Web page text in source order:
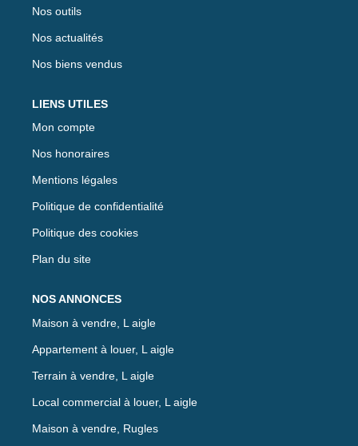
Nos outils
Nos actualités
Nos biens vendus
LIENS UTILES
Mon compte
Nos honoraires
Mentions légales
Politique de confidentialité
Politique des cookies
Plan du site
NOS ANNONCES
Maison à vendre, L aigle
Appartement à louer, L aigle
Terrain à vendre, L aigle
Local commercial à louer, L aigle
Maison à vendre, Rugles